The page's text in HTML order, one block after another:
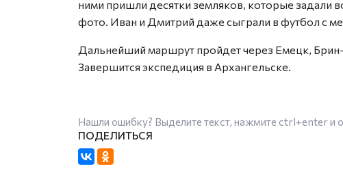
ними пришли десятки земляков, которые задали
фото. Иван и Дмитрий даже сыграли в футбол с
Дальнейший маршрут пройдет через Емецк,
Завершится экспедиция в Архангельске.
Нашли ошибку? Выделите текст, нажмите ctrl+enterи